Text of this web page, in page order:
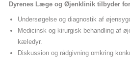
Dyrenes Læge og Øjenklinik tilbyder
Undersøgelse og diagnostik af
Medicinsk og kirurgisk behandling af
kæledyr.
Diskussion og rådgivning omkring